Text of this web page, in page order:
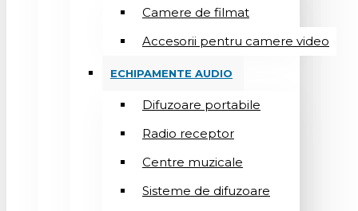
Camere de filmat
Accesorii pentru camere video
ECHIPAMENTE AUDIO
Difuzoare portabile
Radio receptor
Centre muzicale
Sisteme de difuzoare